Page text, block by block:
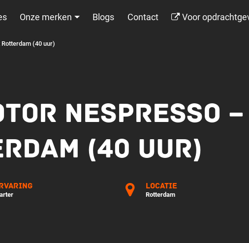
Onze merken Blogs Contact Voor
(40 uur)
NESPRESSO
(40 UUR)
Locatie
Rotterdam